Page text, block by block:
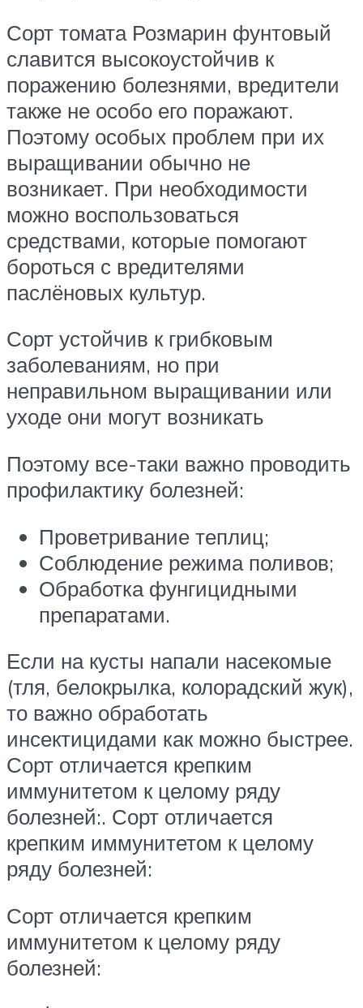
Сорт томата Розмарин фунтовый
славится высокоустойчив к
поражению болезнями, вредители
также не особо его поражают.
Поэтому особых проблем при их
выращивании обычно не
возникает. При необходимости
можно воспользоваться
средствами, которые помогают
бороться с вредителями
паслёновых культур.
Сорт устойчив к грибковым
заболеваниям, но при
неправильном выращивании или
уходе они могут возникать
Поэтому все-таки важно проводить
профилактику болезней:
Проветривание теплиц;
Соблюдение режима поливов;
Обработка фунгицидными
препаратами.
Если на кусты напали насекомые
(тля, белокрылка, колорадский жук),
то важно обработать
инсектицидами как можно быстрее.
Сорт отличается крепким
иммунитетом к целому ряду
болезней:. Сорт отличается
крепким иммунитетом к целому
ряду болезней:
Сорт отличается крепким
иммунитетом к целому ряду
болезней: